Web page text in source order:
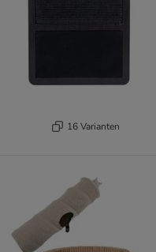
16 Varianten